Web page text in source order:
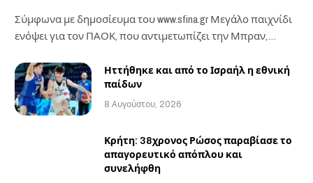
Σύμφωνα με δημοσίευμα του www.sfina.gr Μεγάλο παιχνίδι
ενόψει για τον ΠΑΟΚ, που αντιμετωπίζει την Μπραν,…
Ηττήθηκε και από το Ισραήλ η εθνική
παίδων
8 Αυγούστου, 2026
Κρήτη: 38χρονος Ρώσος παραβίασε το
απαγορευτικό απόπλου και
συνελήφθη